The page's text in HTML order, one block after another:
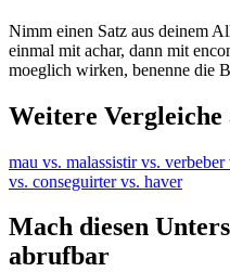
Nimm einen Satz aus deinem
einmal mit achar, dann mit
moeglich wirken, benenne die
Weitere Vergleiche
mau vs. malassistir vs. verbeber
vs. conseguirter vs. haver
Mach diesen
abrufbar